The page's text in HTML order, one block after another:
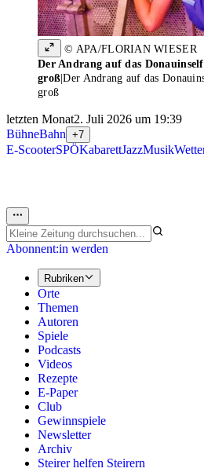
© APA/FLORIAN WIESER
Der Andrang auf das
groß |Der Andrang auf das
groß
letzten Monat2. Juli 2026 um 19:39
BühneBahn +7
E-ScooterSPÖKabarettJazzMusik
Abonnent:in werden
Rubriken
Orte
Themen
Autoren
Spiele
Podcasts
Videos
Rezepte
E-Paper
Club
Gewinnspiele
Newsletter
Archiv
Steirer helfen Steirern